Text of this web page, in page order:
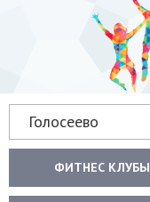
Голосеево
ФИТНЕС КЛУБЫ